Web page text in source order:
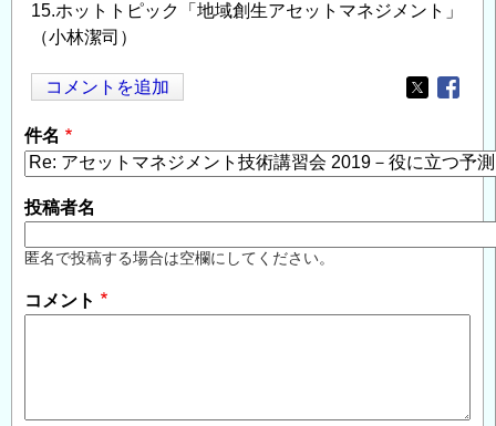
15.ホットトピック「地域創生アセットマネジメント」
（小林潔司）
コメントを追加
Opens in
件名
投稿者名
匿名で投稿する場合は空欄にしてください。
コメント